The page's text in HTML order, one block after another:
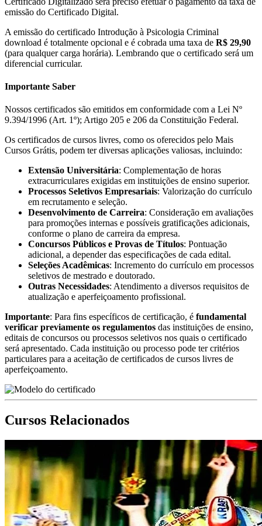
emissão do Certificado Digital.
A emissão do certificado Introdução à Psicologia Criminal
download é totalmente opcional e é cobrada uma taxa de R$ 29,90
(para qualquer carga horária). Lembrando que o certificado será um
diferencial curricular.
Importante Saber
Nossos certificados são emitidos em conformidade com a Lei Nº
9.394/1996 (Art. 1º); Artigo 205 e 206 da Constituição Federal.
Os certificados de cursos livres, como os oferecidos pelo Mais
Cursos Grátis, podem ter diversas aplicações valiosas, incluindo:
Extensão Universitária: Complementação de horas
extracurriculares exigidas em instituições de ensino superior.
Processos Seletivos Empresariais: Valorização do currículo
em recrutamento e seleção.
Desenvolvimento de Carreira: Consideração em avaliações
para promoções internas e possíveis gratificações adicionais,
conforme o plano de carreira da empresa.
Concursos Públicos e Provas de Títulos: Pontuação
adicional, a depender das especificações de cada edital.
Seleções Acadêmicas: Incremento do currículo em processos
seletivos de mestrado e doutorado.
Outras Necessidades: Atendimento a diversos requisitos de
atualização e aperfeiçoamento profissional.
Importante: Para fins específicos de certificação, é fundamental
verificar previamente os regulamentos das instituições de ensino,
editais de concursos ou processos seletivos nos quais o certificado
será apresentado. Cada instituição ou processo pode ter critérios
particulares para a aceitação de certificados de cursos livres de
aperfeiçoamento.
Cursos Relacionados